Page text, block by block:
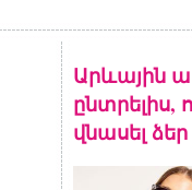
Արևային
ընտրելիս,
վնասել